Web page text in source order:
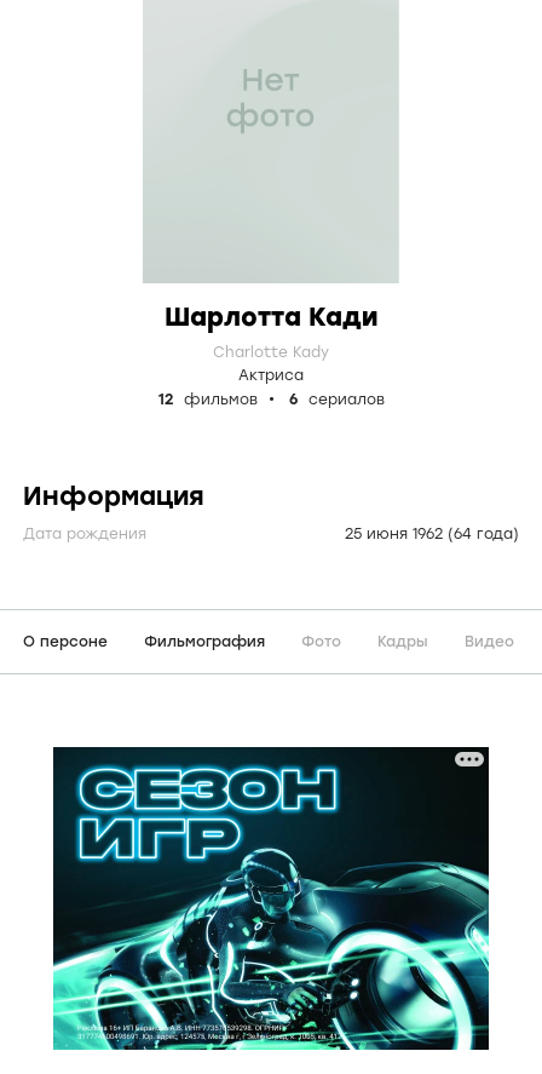
Шарлотта Кади
Charlotte Kady
Актриса
12
фильмов 6 сериалов
Информация
Дата рождения 25 июня 1962 (64 года)
О персоне Фильмография Фото Кадры Видео